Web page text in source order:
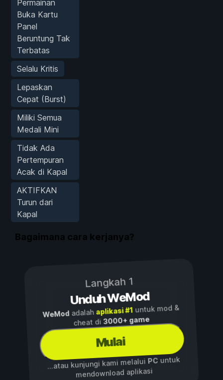
Permainan
Buka Kartu
Panel
Beruntung Tak
Terbatas
Selalu Kritis
Lepaskan
Cepat (Burst)
Miliki Semua
Medali Mini
Tidak Ada
Pertempuran
Acak di Kapal
AKTIFKAN
Turun dari
Kapal
Bagaimana cara kerjanya?
Langkah 1
Unduh WeMod
WeModadalah aplikasi #1untuk mod &
cheat di3000+ game
Mulai
...atau kunjungi kami melalui PCuntuk
mendownload aplikasi